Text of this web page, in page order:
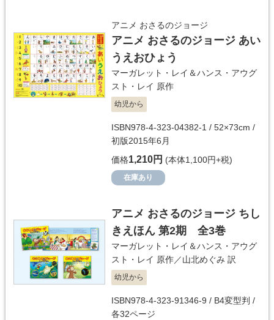
アニメ おさるのジョージ
アニメ おさるのジョージ あい
うえおひょう
マーガレット・レイ＆ハンス・アウグ
スト・レイ 原作
幼児から
ISBN978-4-323-04382-1 / 52×73cm /
初版2015年6月
価格1,210円 (本体1,100円+税)
在庫あり
アニメ おさるのジョージ ちし
きえほん 第2期 全3巻
マーガレット・レイ＆ハンス・アウグ
スト・レイ 原作／山北めぐみ 訳
幼児から
ISBN978-4-323-91346-9 / B4変型判 /
各32ページ